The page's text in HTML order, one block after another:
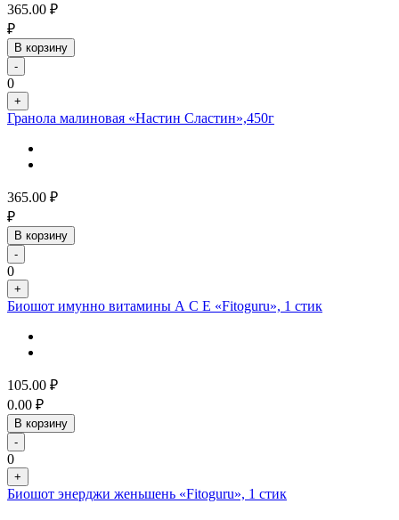
365.00 ₽
₽
В корзину
-
0
+
Гранола малиновая «Настин Сластин»,450г
365.00 ₽
₽
В корзину
-
0
+
Биошот имунно витамины А С Е «Fitoguru», 1 стик
105.00 ₽
0.00 ₽
В корзину
-
0
+
Биошот энерджи женьшень «Fitoguru», 1 стик